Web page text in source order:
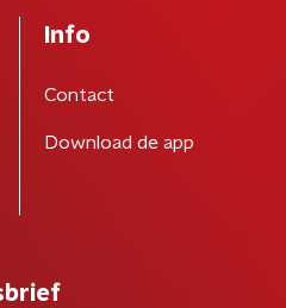
Info
Contact
Download de app